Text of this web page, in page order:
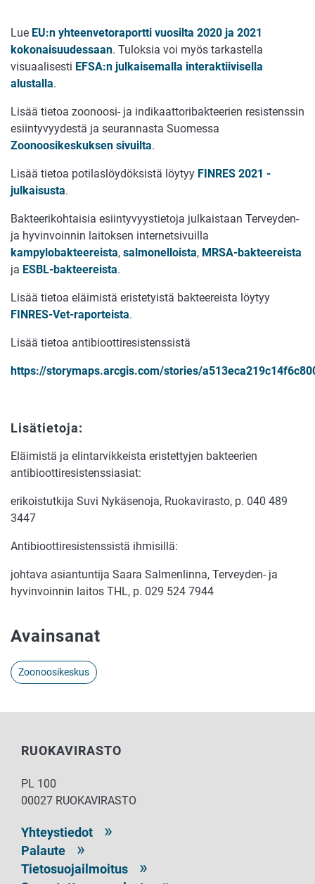
Lue EU:n yhteenvetoraportti vuosilta 2020 ja 2021
kokonaisuudessaan. Tuloksia voi myös tarkastella
visuaalisesti EFSA:n julkaisemalla interaktiivisella
alustalla.
Lisää tietoa zoonoosi- ja indikaattoribakteerien resistenssin
esiintyvyydestä ja seurannasta Suomessa
Zoonoosikeskuksen sivuilta.
Lisää tietoa potilaslöydöksistä löytyy FINRES 2021 -
julkaisusta.
Bakteerikohtaisia esiintyvyystietoja julkaistaan Terveyden-
ja hyvinvoinnin laitoksen internetsivuilla
kampylobakteereista, salmonelloista, MRSA-bakteereista
ja ESBL-bakteereista.
Lisää tietoa eläimistä eristetyistä bakteereista löytyy
FINRES-Vet-raporteista.
Lisää tietoa antibioottiresistenssistä
https://storymaps.arcgis.com/stories/
Lisätietoja:
Eläimistä ja elintarvikkeista eristettyjen bakteerien
antibioottiresistenssiasiat:
erikoistutkija Suvi Nykäsenoja, Ruokavirasto, p. 040 489
3447
Antibioottiresistenssistä ihmisillä:
johtava asiantuntija Saara Salmenlinna, Terveyden- ja
hyvinvoinnin laitos THL, p. 029 524 7944
Avainsanat
Zoonoosikeskus
RUOKAVIRASTO
PL 100
00027 RUOKAVIRASTO
Yhteystiedot
Palaute
Tietosuojailmoitus